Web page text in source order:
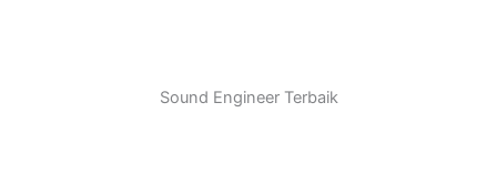
Sound Engineer Terbaik